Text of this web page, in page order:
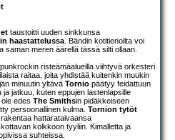
taustoitti uuden sinkkunsa
haastattelussa . Bändin kotitienoilta voi
saman meren äärellä tässä silti ollaan.
risteämäalueilla viihtyvä orkesteri
raitaa, joita yhdistää kuitenkin muukin
minuutin yltävä Tornio päätyy feidattuun
jatkuu, kuten eppujen lastenlapsille
edes The Smithsin pidäkkeiseen
persoonallinen kulma. Tornion tytöt
hattarataivaansa
kolkkoon tyyliin. Kimalletta ja
suhteissa.